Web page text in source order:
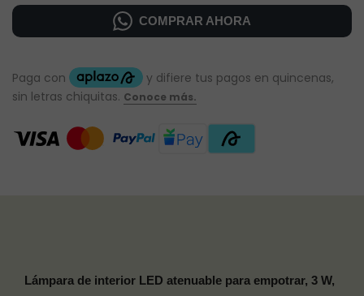
COMPRAR AHORA
Lámpara de interior LED atenuable para empotrar, 3 W,